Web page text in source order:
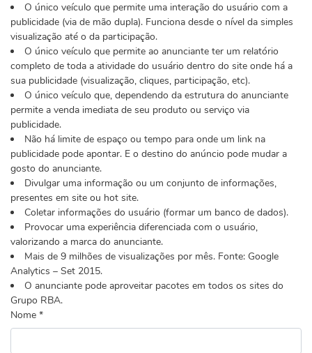
O único veículo que permite uma interação do usuário com a
publicidade (via de mão dupla). Funciona desde o nível da simples
visualização até o da participação.
O único veículo que permite ao anunciante ter um relatório
completo de toda a atividade do usuário dentro do site onde há a
sua publicidade (visualização, cliques, participação, etc).
O único veículo que, dependendo da estrutura do anunciante
permite a venda imediata de seu produto ou serviço via
publicidade.
Não há limite de espaço ou tempo para onde um link na
publicidade pode apontar. E o destino do anúncio pode mudar a
gosto do anunciante.
Divulgar uma informação ou um conjunto de informações,
presentes em site ou hot site.
Coletar informações do usuário (formar um banco de dados).
Provocar uma experiência diferenciada com o usuário,
valorizando a marca do anunciante.
Mais de 9 milhões de visualizações por mês. Fonte: Google
Analytics – Set 2015.
O anunciante pode aproveitar pacotes em todos os sites do
Grupo RBA.
Nome *